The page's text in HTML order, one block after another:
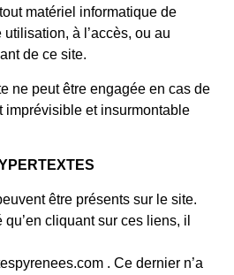
matériel informatique de
utilisation, à l’accès, ou au
de ce site.
ne peut être engagée en cas de
imprévisible et insurmontable
être présents sur le site.
qu’en cliquant sur ces liens, il
. Ce dernier n’a